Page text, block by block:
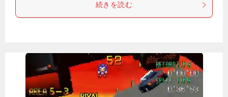
続きを読む